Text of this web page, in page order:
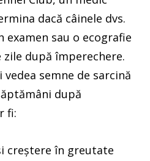
dacă câinele dvs.
examen sau o ecografie
după împerechere.
semne de sarcină
după
fi:
creștere în greutate